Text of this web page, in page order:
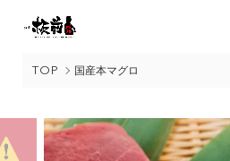
TOP 国産本マグロ